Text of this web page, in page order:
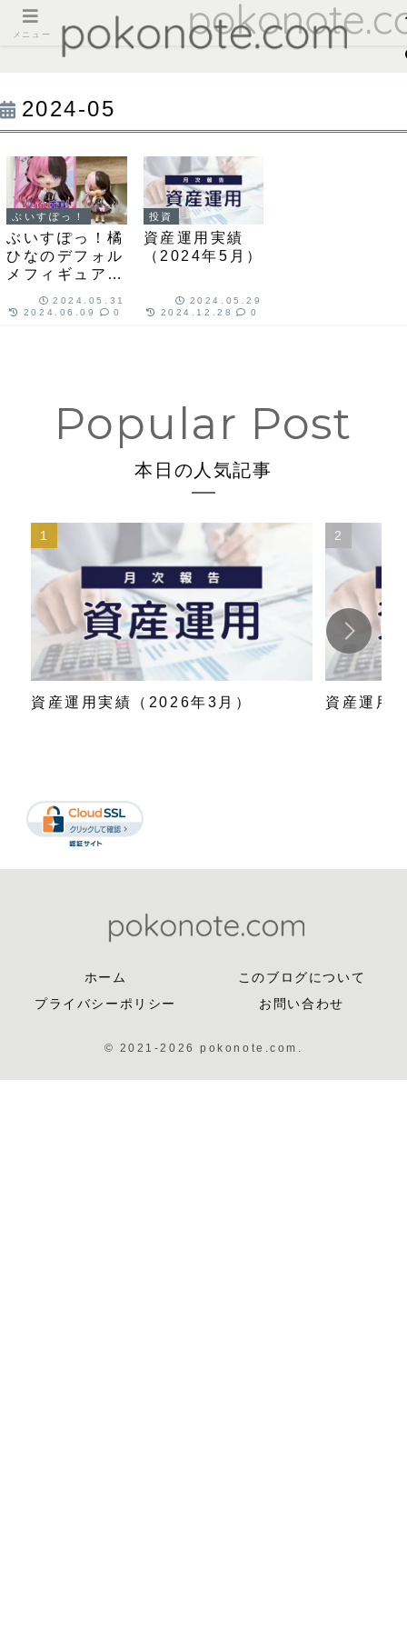
2024-05
ぶいすぽっ！
ぶいすぽっ！橘
ひなのデフォル
メフィギュア
ー
2024.05.31
2024.06.09
0
投資
資産運用実績
（2024年5月）
2024.05.29
2024.12.28
0
本日の人気記事
資産運用実績（2026年3月） 資産運用
ホーム
このブログについて
プライバシーポリシー
お問い合わせ
© 2021-2026 pokonote.com.
メニュー